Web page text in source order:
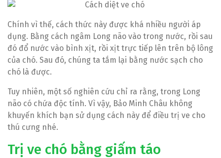
Chính vì thế, cách thức này được khá nhiều người áp
dụng. Bằng cách ngâm Long não vào trong nước, rồi sau
đó đổ nước vào bình xịt, rồi xịt trực tiếp lên trên bộ lông
của chó. Sau đó, chúng ta tắm lại bằng nước sạch cho
chó là được.
Tuy nhiên, một số nghiên cứu chỉ ra rằng, trong Long
não có chứa độc tính. Vì vậy, Bảo Minh Châu không
khuyến khích bạn sử dụng cách này để điều trị ve cho
thú cưng nhé.
Trị ve chó bằng giấm táo